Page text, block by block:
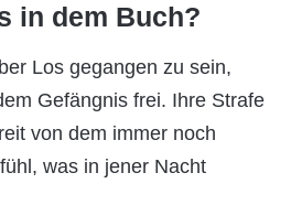
in dem Buch?
Los gegangen zu sein,
Gefängnis frei. Ihre Strafe
von dem immer noch
was in jener Nacht